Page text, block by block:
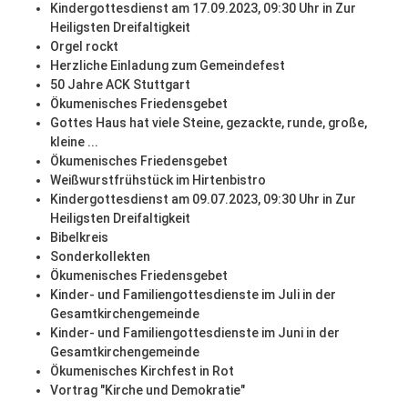
Kindergottesdienst am 17.09.2023, 09:30 Uhr in Zur
Heiligsten Dreifaltigkeit
Orgel rockt
Herzliche Einladung zum Gemeindefest
50 Jahre ACK Stuttgart
Ökumenisches Friedensgebet
Gottes Haus hat viele Steine, gezackte, runde, große,
kleine ...
Ökumenisches Friedensgebet
Weißwurstfrühstück im Hirtenbistro
Kindergottesdienst am 09.07.2023, 09:30 Uhr in Zur
Heiligsten Dreifaltigkeit
Bibelkreis
Sonderkollekten
Ökumenisches Friedensgebet
Kinder- und Familiengottesdienste im Juli in der
Gesamtkirchengemeinde
Kinder- und Familiengottesdienste im Juni in der
Gesamtkirchengemeinde
Ökumenisches Kirchfest in Rot
Vortrag "Kirche und Demokratie"